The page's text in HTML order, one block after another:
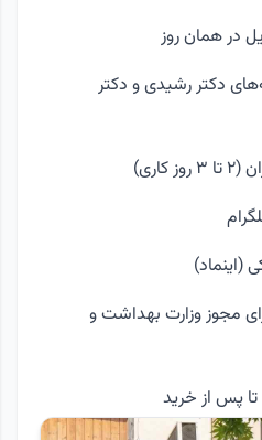
در همان روز
دکتر رشیدی و دکتر
(اینماد)
مجوز وزارت بهداشت و
تا پس از خرید